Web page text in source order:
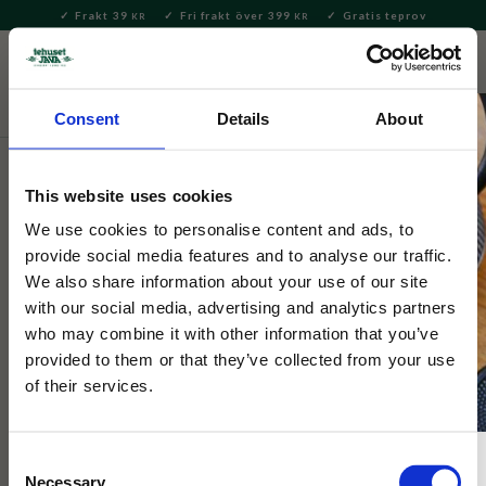
Consent Details About
This website uses cookies
We use cookies to personalise content and ads, to
provide social media features and to analyse our traffic.
We also share information about your use of our site
with our social media, advertising and analytics partners
who may combine it with other information that you’ve
provided to them or that they’ve collected from your use
of their services.
Necessary
Meny
Frakt 39 KR Fri frakt över 399 KR Gratis teprov
Hem & Inredningsdetaljer
Selected by Tehuset Java
Ljusstake Tulia Gul Stor
Ljusstake på fot, formad som en tulpan i färgat gult glas. Ger
ett vackert sken när den är tänd.